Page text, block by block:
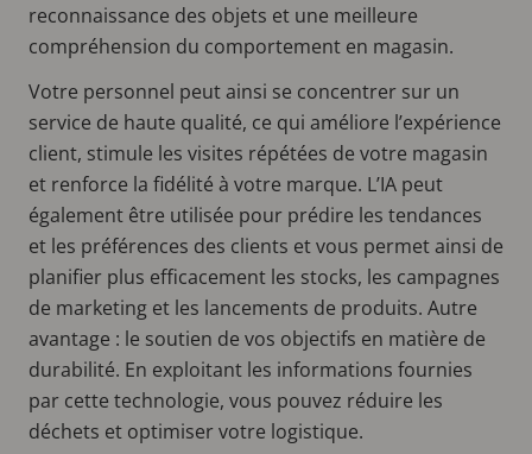
reconnaissance des objets et une meilleure
compréhension du comportement en magasin.
Votre personnel peut ainsi se concentrer sur un
service de haute qualité, ce qui améliore l’expérience
client, stimule les visites répétées de votre magasin
et renforce la fidélité à votre marque. L’IA peut
également être utilisée pour prédire les tendances
et les préférences des clients et vous permet ainsi de
planifier plus efficacement les stocks, les campagnes
de marketing et les lancements de produits. Autre
avantage : le soutien de vos objectifs en matière de
durabilité. En exploitant les informations fournies
par cette technologie, vous pouvez réduire les
déchets et optimiser votre logistique.